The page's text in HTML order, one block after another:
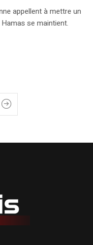
appellent à mettre un
se maintient.